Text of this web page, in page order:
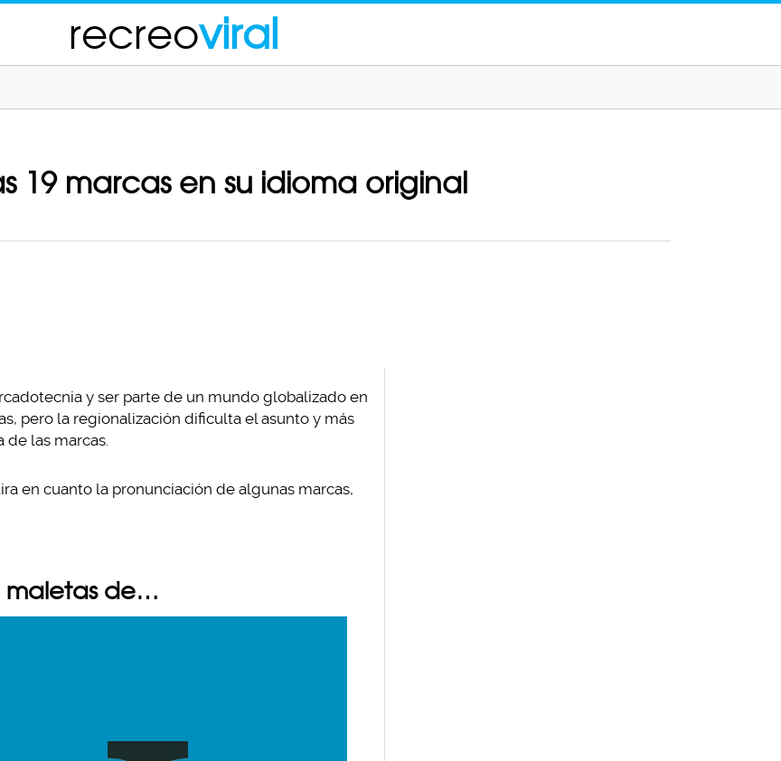
recreoviral
19 marcas en su idioma original
y ser parte de un mundo globalizado en
pero la regionalización dificulta el asunto y más
de las marcas.
en cuanto la pronunciación de algunas marcas,
maletas de…